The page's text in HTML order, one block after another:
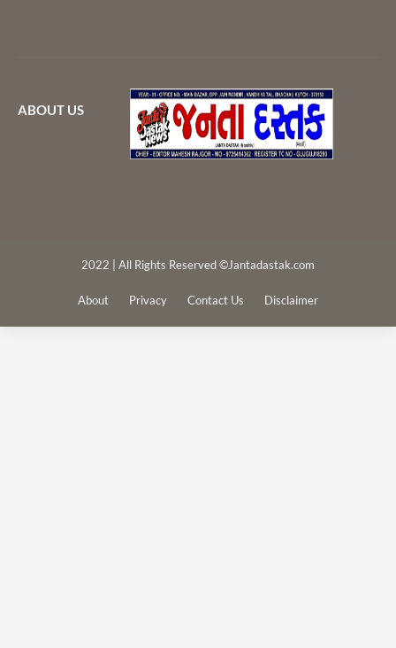
ABOUT US
2022 | All Rights Reserved ©Jantadastak.com
About Privacy Contact Us Disclaimer